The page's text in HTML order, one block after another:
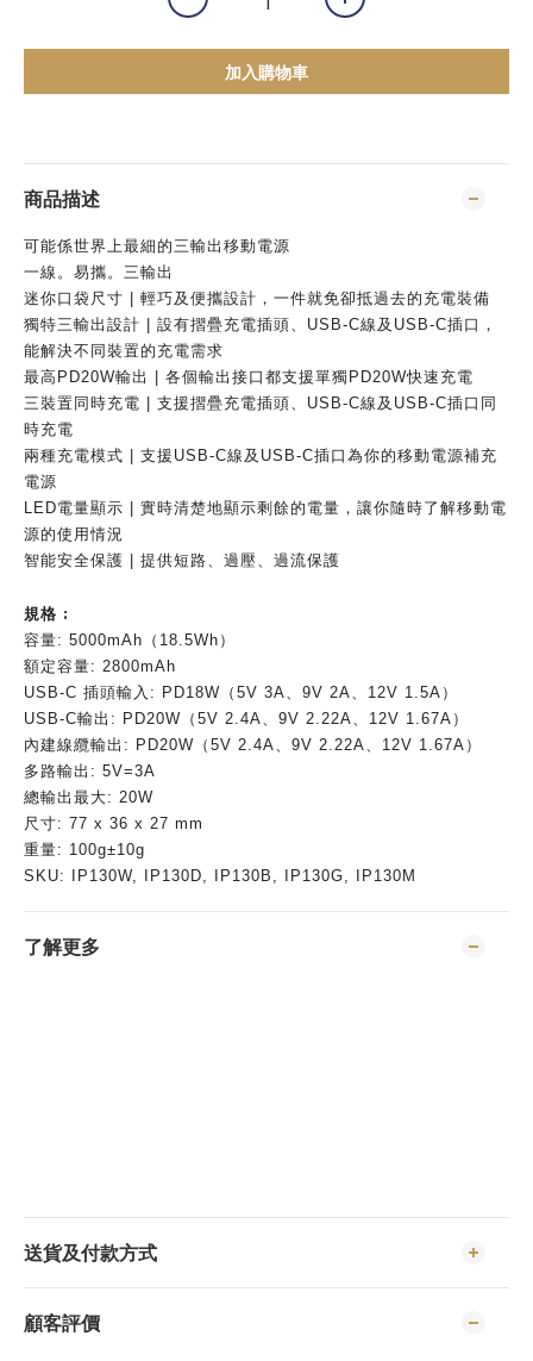
加入購物車
商品描述
可能係世界上最細的三輸出移動電源
一線。易攜。三輸出
迷你口袋尺寸 | 輕巧及便攜設計，一件就免卻抵過去的充電裝備
獨特三輸出設計 | 設有摺疊充電插頭、USB-C線及USB-C插口，
能解決不同裝置的充電需求
最高PD20W輸出 | 各個輸出接口都支援單獨PD20W快速充電
三裝置同時充電 | 支援摺疊充電插頭、USB-C線及USB-C插口同
時充電
兩種充電模式 | 支援USB-C線及USB-C插口為你的移動電源補充
電源
LED電量顯示 | 實時清楚地顯示剩餘的電量，讓你隨時了解移動電
源的使用情況
智能安全保護 | 提供短路、過壓、過流保護
規格 :
容量: 5000mAh（18.5Wh）
額定容量: 2800mAh
USB-C 插頭輸入: PD18W（5V 3A、9V 2A、12V 1.5A）
USB-C輸出: PD20W（5V 2.4A、9V 2.22A、12V 1.67A）
內建線纜輸出: PD20W（5V 2.4A、9V 2.22A、12V 1.67A）
多路輸出: 5V=3A
總輸出最大: 20W
尺寸: 77 x 36 x 27 mm
重量: 100g±10g
SKU: IP130W, IP130D, IP130B, IP130G, IP130M
了解更多
送貨及付款方式
顧客評價